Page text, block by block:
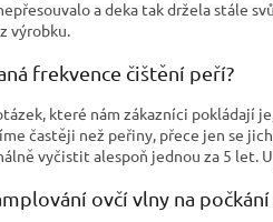
a deka tak držela stále
výrobku.
frekvence čištění peří?
které nám zákazníci pokládají
častěji než peřiny, přece jen se
vyčistit alespoň jednou za 5 let.
ovčí vlny na